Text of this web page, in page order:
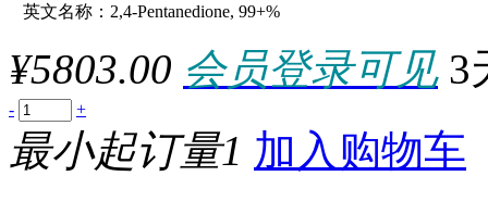
参数：
英文名称：2,4-Pentanedione, 99+%
¥5803.00 会员登录可见 3
- +
最小起订量1 加入购物车